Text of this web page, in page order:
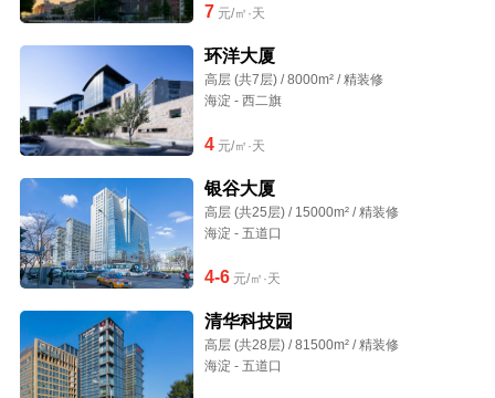
7 元/㎡·天
环洋大厦
高层 (共7层) / 8000m² / 精装修
海淀 - 西二旗
4元/㎡·天
银谷大厦
高层 (共25层) / 15000m² / 精装修
海淀 - 五道口
4-6元/㎡·天
清华科技园
高层 (共28层) / 81500m² / 精装修
海淀 - 五道口